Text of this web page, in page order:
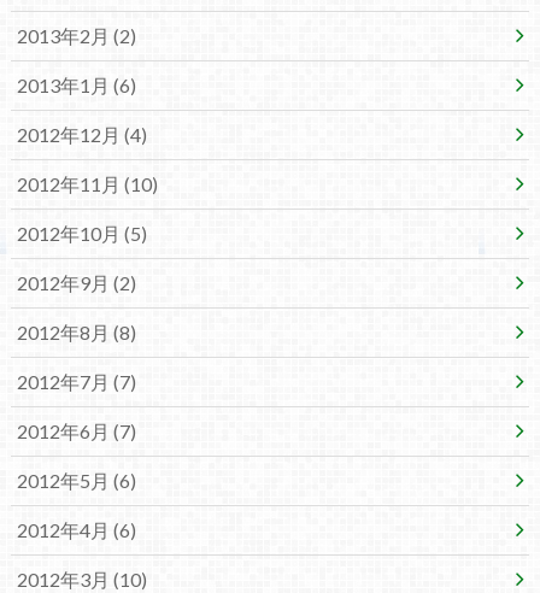
2013年2月 (2)
2013年1月 (6)
2012年12月 (4)
2012年11月 (10)
2012年10月 (5)
2012年9月 (2)
2012年8月 (8)
2012年7月 (7)
2012年6月 (7)
2012年5月 (6)
2012年4月 (6)
2012年3月 (10)